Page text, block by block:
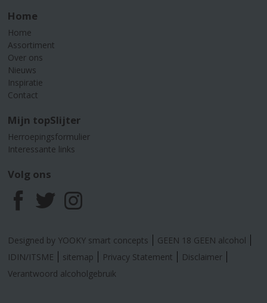
Home
Home
Assortiment
Over ons
Nieuws
Inspiratie
Contact
Mijn topSlijter
Herroepingsformulier
Interessante links
Volg ons
F
a
c
T
w
i
I
n
s
Designed by YOOKY smart concepts
GEEN 18 GEEN alcohol
IDIN/ITSME
sitemap Privacy Statement
Disclaimer
Verantwoord alcoholgebruik